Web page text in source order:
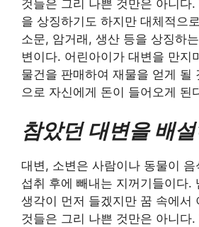
것들은 그리 나쁜 것만은 아니다
을 상징하기도 하지만 대체적으
소문, 암거래, 생산 등을 상징하
변이다. 어린아이가 대변을 만지
물건을 판매하여 재물을 얻게 될
으로 자신에게 돈이 들어오게 된
참았던 대변을 배
대변, 소변은 사람이나 동물이
섭취 후에 빼내는 지꺼기들이다.
생각이 먼저 들겠지만 꿈 속에서
것들은 그리 나쁜 것만은 아니다